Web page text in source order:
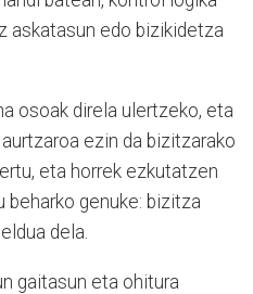
askatasun edo bizikidetza
osoak direla ulertzeko, eta
ezin da bizitzarako
eta horrek ezkutatzen
beharko genuke: bizitza
dela.
gaitasun eta ohitura